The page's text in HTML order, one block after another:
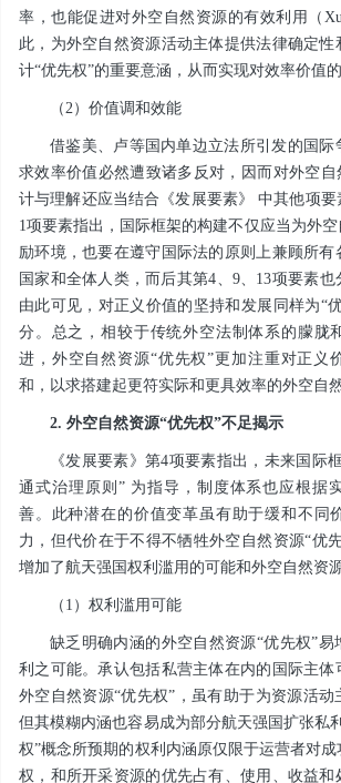
率，也能促进对外空自然资源的有效利用（
此，为外空自然资源活动主体提供法律确定
计“优先权”的重要意涵，从而实现对效率价值的
（2）价值调和效能
借鉴美、卢等国内单边立法所引发的国际
求效率价值必然遭致诸多反对，因而对外空自
计与理解还应当结合《发展要素》 中其他项
1项要素指出，国际框架的构建不仅应当为外
励环境，也要在遵守国际法的原则上兼顾所
国家和全体人类，而后其第4、9、13项要素也
由此可见，对正义价值的坚持和发展同样为“
分。总之，相较于传统外空法制体系的朦胧
进，外空自然资源“优先权”更加注重对正义
和，以求搭建起更符实际和更具效率的外空自
2. 外空自然资源“优先权”不足揭示
《发展要素》第4项要素指出，未来国际
通式治理原则” 为指导，制度体系也应根据
善。此种潜在的价值变革虽有助于缓和不同
力，但代价在于不得不牺牲外空自然资源“优
增加了航天强国权利滥用的可能和外空自然资
（1）权利滥用可能
缺乏明确内涵的外空自然资源“优先权”易
利之可能。承认包括私营主体在内的国际主体
外空自然资源“优先权”，虽有助于为资源活动
但其模糊内涵也容易成为部分航天强国扩张私
权”概念所预期的权利内涵原仅限于运营者对
权，和所开采资源的优先占有、使用、收益和